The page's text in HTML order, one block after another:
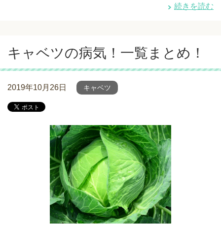
続きを読む
キャベツの病気！一覧まとめ！
2019年10月26日 キャベツ